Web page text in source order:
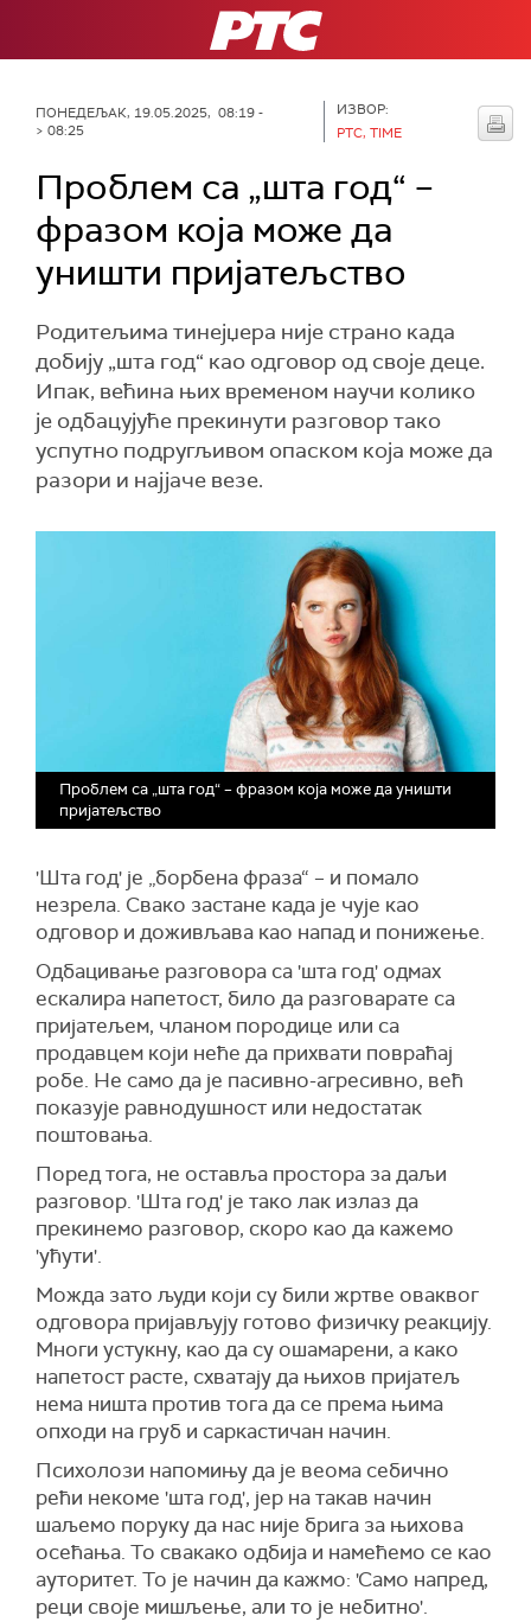
РТС
ПОНЕДЕЉАК, 19.05.2025, 08:19 -
> 08:25
ИЗВОР:
РТС, TIME
Проблем са „шта год“ –
фразом која може да
уништи пријатељство
Родитељима тинејџера није страно када
добију „шта год“ као одговор од своје деце.
Ипак, већина њих временом научи колико
је одбацујуће прекинути разговор тако
успутно подругљивом опаском која може да
разори и најјаче везе.
Проблем са „шта год“ – фразом која може да уништи
пријатељство
'Шта год' је „борбена фраза“ – и помало
незрела. Свако застане када је чује као
одговор и доживљава као напад и понижење.
Одбацивање разговора са 'шта год' одмах
ескалира напетост, било да разговарате са
пријатељем, чланом породице или са
продавцем који неће да прихвати повраћај
робе. Не само да је пасивно-агресивно, већ
показује равнодушност или недостатак
поштовања.
Поред тога, не оставља простора за даљи
разговор. 'Шта год' је тако лак излаз да
прекинемо разговор, скоро као да кажемо
'ућути'.
Можда зато људи који су били жртве оваквог
одговора пријављују готово физичку реакцију.
Многи устукну, као да су ошамарени, а како
напетост расте, схватају да њихов пријатељ
нема ништа против тога да се према њима
опходи на груб и саркастичан начин.
Психолози напомињу да је веома себично
рећи некоме 'шта год', јер на такав начин
шаљемо поруку да нас није брига за њихова
осећања. То свакако одбија и намећемо се као
ауторитет. То је начин да кажмо: 'Само напред,
реци своје мишљење, али то је небитно'.